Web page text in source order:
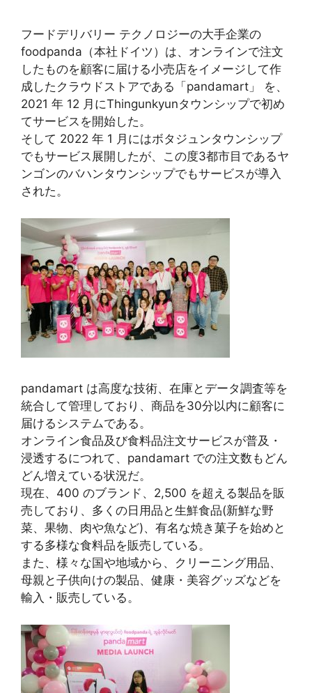
フードデリバリー テクノロジーの大手企業の
foodpanda（本社ドイツ）は、オンラインで注文
したものを顧客に届ける小売店をイメージして作
成したクラウドストアである「pandamart」 を、
2021 年 12 月にThingunkyunタウンシップで初め
てサービスを開始した。
そして 2022 年 1 月にはボタジュンタウンシップ
でもサービス展開したが、この度3都市目であるヤ
ンゴンのバハンタウンシップでもサービスが導入
された。
pandamart は高度な技術、在庫とデータ調査等を
統合して管理しており、商品を30分以内に顧客に
届けるシステムである。
オンライン食品及び食料品注文サービスが普及・
浸透するにつれて、pandamart での注文数もどん
どん増えている状況だ。
現在、400 のブランド、2,500 を超える製品を販
売しており、多くの日用品と生鮮食品(新鮮な野
菜、果物、肉や魚など)、有名な焼き菓子を始めと
する多様な食料品を販売している。
また、様々な国や地域から、クリーニング用品、
母親と子供向けの製品、健康・美容グッズなどを
輸入・販売している。